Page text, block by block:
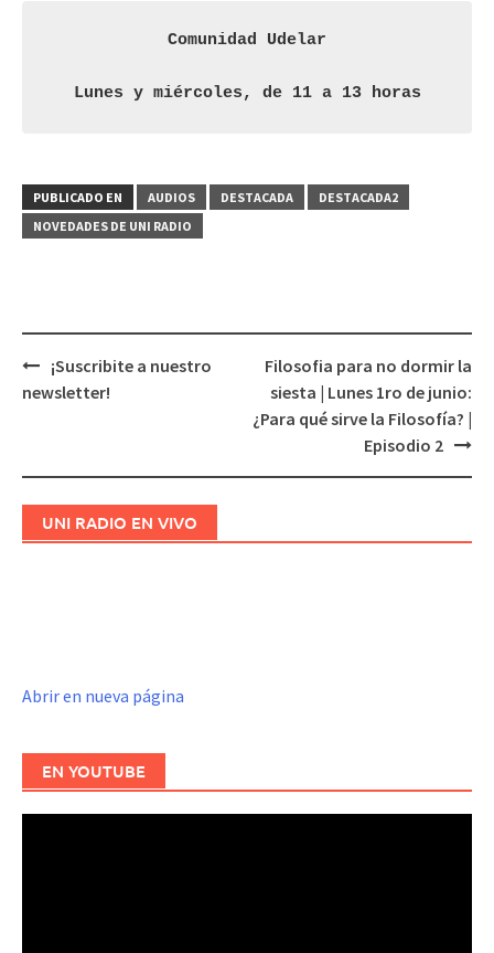
Comunidad Udelar
Lunes y miércoles, de 11 a 13 horas
PUBLICADO EN AUDIOS DESTACADA
DESTACADA2
NOVEDADES DE UNI RADIO
Navegación
¡Suscribite a nuestro
newsletter!
Filosofia para no dormir la
siesta | Lunes 1ro de junio:
¿Para qué sirve la Filosofía? |
Episodio 2
UNI RADIO EN VIVO
Abrir en nueva página
EN YOUTUBE